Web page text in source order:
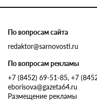
По вопросам сайта
redaktor@sarnovosti.ru
По вопросам рекламы
+7 (8452) 69-51-85, +7
eborisova@gazeta64.ru
Размещение рекламы